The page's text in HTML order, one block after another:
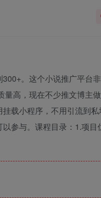
。这个小说推广平台
高，现在不少推文博主
载小程序，不用引流到
参与。课程目录：1.项目